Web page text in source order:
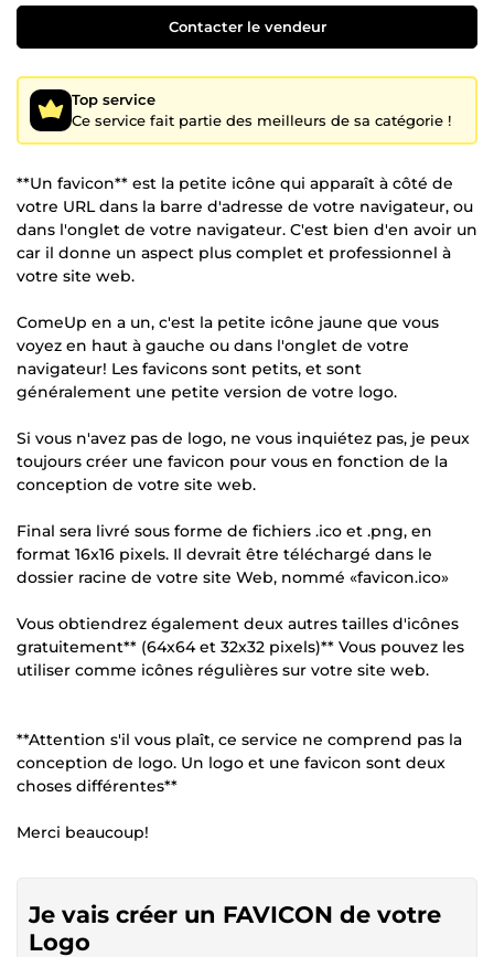
Contacter le vendeur
Top service
Ce service fait partie des meilleurs de sa catégorie !
**Un favicon** est la petite icône qui apparaît à côté de
votre URL dans la barre d'adresse de votre navigateur, ou
dans l'onglet de votre navigateur. C'est bien d'en avoir un
car il donne un aspect plus complet et professionnel à
votre site web.
ComeUp en a un, c'est la petite icône jaune que vous
voyez en haut à gauche ou dans l'onglet de votre
navigateur! Les favicons sont petits, et sont
généralement une petite version de votre logo.
Si vous n'avez pas de logo, ne vous inquiétez pas, je peux
toujours créer une favicon pour vous en fonction de la
conception de votre site web.
Final sera livré sous forme de fichiers .ico et .png, en
format 16x16 pixels. Il devrait être téléchargé dans le
dossier racine de votre site Web, nommé «favicon.ico»
Vous obtiendrez également deux autres tailles d'icônes
gratuitement** (64x64 et 32x32 pixels)** Vous pouvez les
utiliser comme icônes régulières sur votre site web.
**Attention s'il vous plaît, ce service ne comprend pas la
conception de logo. Un logo et une favicon sont deux
choses différentes**
Merci beaucoup!
Je vais créer un FAVICON de votre
Logo